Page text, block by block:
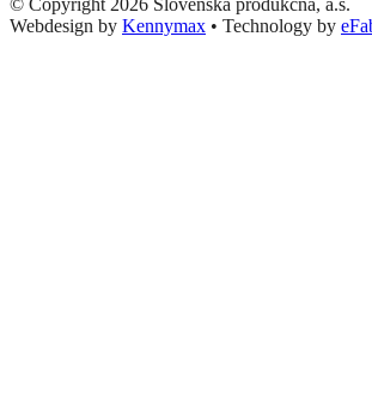
Webdesign by Kennymax • Technology by